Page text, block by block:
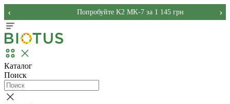
Попробуйте K2 MK-7 за 1 145 грн
‹ ›
Каталог
Поиск